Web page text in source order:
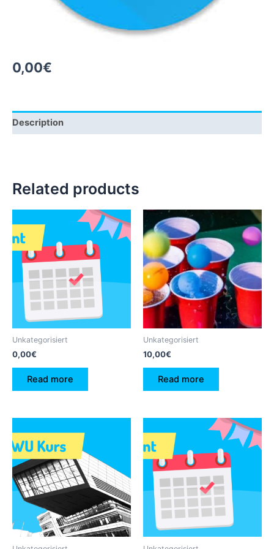
0,00€
Description
Related products
Unkategorisiert
0,00€
Read more
Unkategorisiert
10,00€
Read more